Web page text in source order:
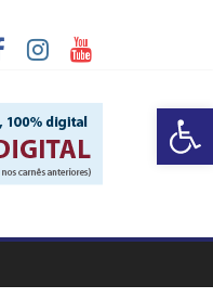
Barra de Ferramentas Aberta